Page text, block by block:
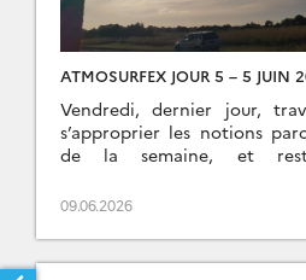
ATMOSURFEX JOUR 5 – 5 JUIN
Vendredi, dernier jour,
s’approprier les notions
de la semaine, et
avec des restitutions
09.06.2026